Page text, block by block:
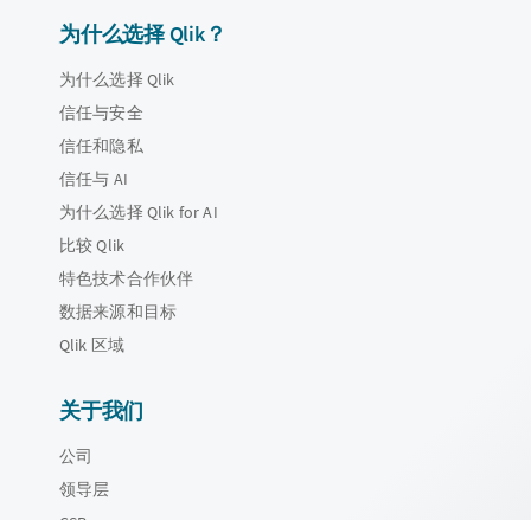
为什么选择 Qlik？
为什么选择 Qlik
信任与安全
信任和隐私
信任与 AI
为什么选择 Qlik for AI
比较 Qlik
特色技术合作伙伴
数据来源和目标
Qlik 区域
关于我们
公司
领导层